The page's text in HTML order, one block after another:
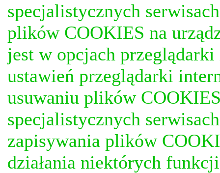
specjalistycznych
plików COOKIES na
jest w opcjach
ustawień przeglądarki
usuwaniu plików
specjalistycznych
zapisywania plików
działania niektórych